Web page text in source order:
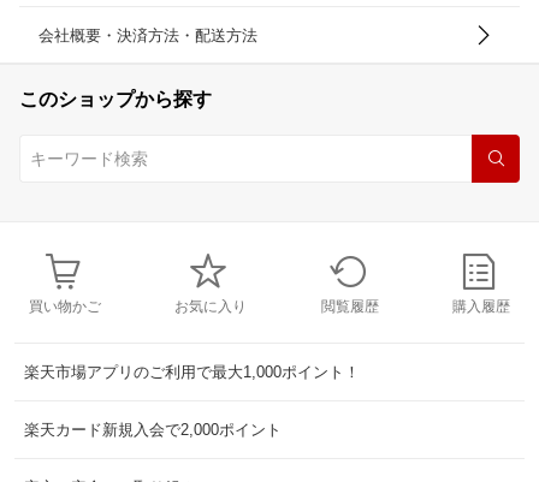
会社概要・決済方法・配送方法
このショップから探す
買い物かご お気に入り 閲覧履歴 購入履歴
楽天市場アプリのご利用で最大1,000ポイント！
楽天カード新規入会で2,000ポイント